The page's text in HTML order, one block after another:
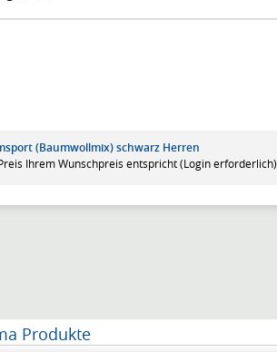
(Baumwollmix) schwarz Herren
Ihrem Wunschpreis entspricht (Login erforderlich).
Produkte